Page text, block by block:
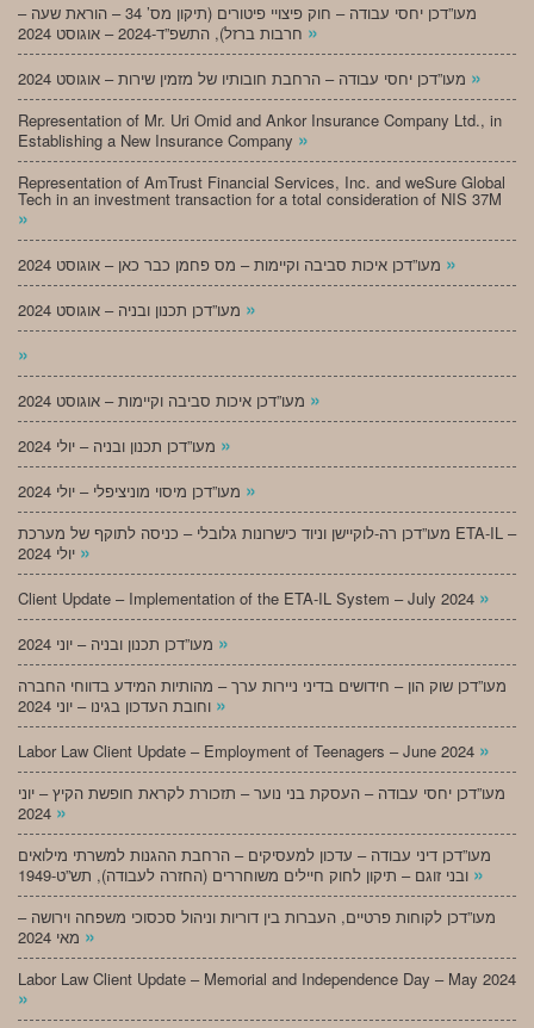
מעו”דכן יחסי עבודה – חוק פיצויי פיטורים (תיקון מס’ 34 – הוראת שעה –
»
»
Representation of Mr. Uri Omid and Ankor Insurance Company Ltd., in
Establishing a New Insurance Company »
Representation of AmTrust Financial Services, Inc. and weSure Global
Tech in an investment transaction for a total consideration of NIS 37M
»
»
»
»
»
»
»
מעו”דכן רה-לוקיישן וניוד כישרונות גלובלי – כניסה לתוקף של מערכת ETA-IL –
»
Client Update – Implementation of the ETA-IL System – July 2024 »
»
מעו”דכן שוק הון – חידושים בדיני ניירות ערך – מהותיות המידע בדווחי החברה
»
Labor Law Client Update – Employment of Teenagers – June 2024 »
מעו”דכן יחסי עבודה – העסקת בני נוער – תזכורת לקראת חופשת הקיץ – יוני
»
מעו”דכן דיני עבודה – עדכון למעסיקים – הרחבת ההגנות למשרתי מילואים
»
מעו”דכן לקוחות פרטיים, העברות בין דוריות וניהול סכסוכי משפחה וירושה –
»
Labor Law Client Update – Memorial and Independence Day – May 2024
»